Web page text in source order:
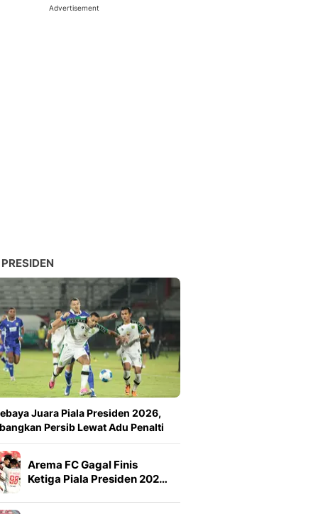
Advertisement
Juara Piala Presiden 2026,
Persib Lewat Adu Penalti
Arema FC Gagal Finis
Ketiga Piala Presiden 202…